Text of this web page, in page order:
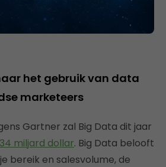
het gebruik van data
marketeers
Gartner zal Big Data dit jaar
34 miljard dollar. Big Data belooft
bereik en salesvolume, de